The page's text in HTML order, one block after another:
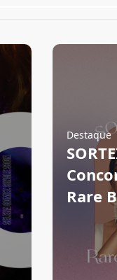
Destaque
Rare